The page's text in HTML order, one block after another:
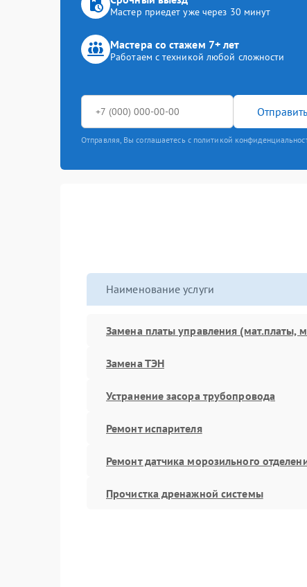
Мастер приедет уже через 30 минут
Мастера со стажем 7+ лет
Работаем с техникой любой сложности
Отправляя, Вы соглашаетесь с политикой
Наименование услуги
Замена платы управления (мат.платы,
Замена ТЭН
Устранение засора трубопровода
Ремонт испарителя
Ремонт датчика морозильного
Прочистка дренажной системы